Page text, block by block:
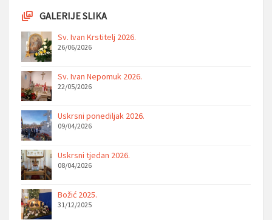
GALERIJE SLIKA
Sv. Ivan Krstitelj 2026.
26/06/2026
Sv. Ivan Nepomuk 2026.
22/05/2026
Uskrsni ponediljak 2026.
09/04/2026
Uskrsni tjedan 2026.
08/04/2026
Božić 2025.
31/12/2025